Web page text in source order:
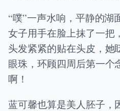
“噗”一声水响，平静的湖
女子用手在脸上抹了一把
头发紧紧的贴在头皮，她
眼珠，环顾四周后第一个
啊！
蓝可馨也算是美人胚子，